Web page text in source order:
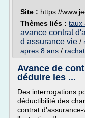
Site : https://
Thèmes liés : taux
avance contrat
d assurance vie /
apres 8 ans /
Avance de
déduire les ...
Des interrogations
déductibilité des
contrat